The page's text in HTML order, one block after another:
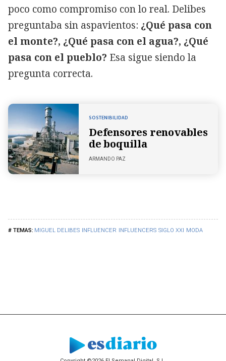
MIGUEL DELIBES INFLUENCER INFLUENCERS SIGLO XXI MODA
poco como compromiso con lo real. Delibes
preguntaba sin aspavientos: ¿Qué pasa con
el monte?, ¿Qué pasa con el agua?, ¿Qué
pasa con el pueblo? Esa sigue siendo la
pregunta correcta.
SOSTENIBILIDAD
Defensores renovables
de boquilla
ARMANDO PAZ